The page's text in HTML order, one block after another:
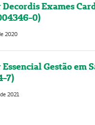
Decordis Exames
0)
2020
Gestão em
7)
2021